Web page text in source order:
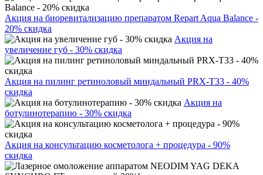
Акция на биоревитализацию препаратом Repart Aqua Balance -
20% скидка
Акция на
увеличение губ - 30% скидка
Акция на пилинг ретиноловый миндальный PRX-T33 - 40%
скидка
Акция на
ботулинотерапию - 30% скидка
Акция на консультацию косметолога + процедура - 90%
скидка